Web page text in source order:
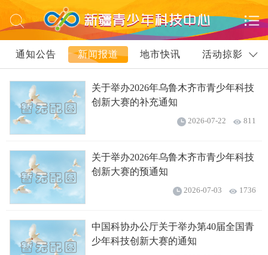
通知公告 新闻报道 地市快讯 活动掠影
关于举办2026年乌鲁木齐市青少年科技
创新大赛的补充通知
2026-07-22 811
关于举办2026年乌鲁木齐市青少年科技
创新大赛的预通知
2026-07-03 1736
中国科协办公厅关于举办第40届全国青
少年科技创新大赛的通知